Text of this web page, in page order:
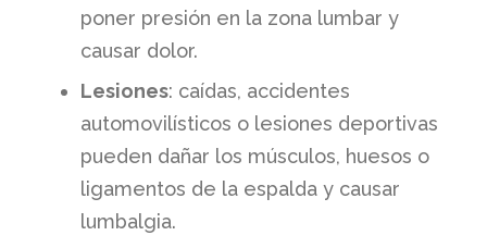
poner presión en la zona lumbar y
causar dolor.
Lesiones: caídas, accidentes
automovilísticos o lesiones deportivas
pueden dañar los músculos, huesos o
ligamentos de la espalda y causar
lumbalgia.